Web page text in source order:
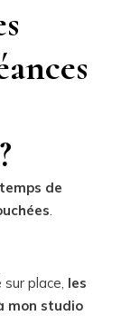
temps de
place, les
mon studio